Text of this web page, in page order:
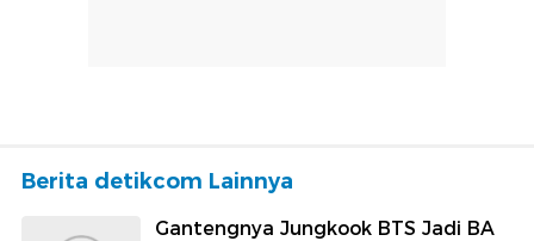
Berita detikcom Lainnya
Gantengnya Jungkook BTS Jadi BA